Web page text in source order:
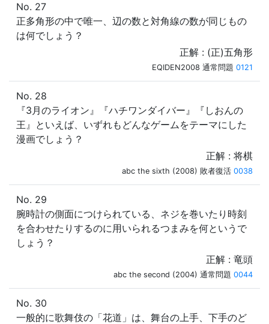
No. 27
正多角形の中で唯一、辺の数と対角線の数が同じもの
は何でしょう？
正解 : (正)五角形
EQIDEN2008 通常問題 0121
No. 28
『3月のライオン』『ハチワンダイバー』『しおんの
王』といえば、いずれもどんなゲームをテーマにした
漫画でしょう？
正解 : 将棋
abc the sixth (2008) 敗者復活 0038
No. 29
腕時計の側面につけられている、ネジを巻いたり時刻
を合わせたりするのに用いられるつまみを何というで
しょう？
正解 : 竜頭
abc the second (2004) 通常問題 0044
No. 30
一般的に歌舞伎の「花道」は、舞台の上手、下手のど